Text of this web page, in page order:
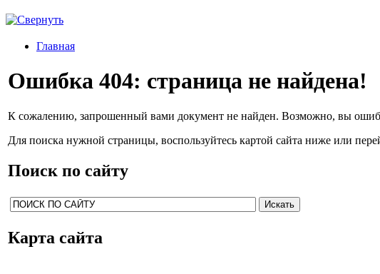
Главная
Ошибка 404: страница не найдена!
К сожалению, запрошенный вами документ не найден. Возможно, вы
Для поиска нужной страницы, воспользуйтесь картой сайта ниже или
Поиск по сайту
Карта сайта